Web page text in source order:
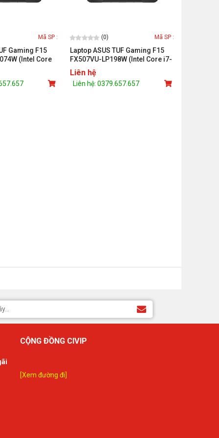
Mã SP :
Gaming F15
(Intel Core
3050 4GB/ 8GB/
FHD 144Hz/
(0) Mã SP :
Laptop ASUS TUF Gaming F15
FX507VU-LP198W (Intel Core i7-
13620H/ RTX 4050 6GB/ 8GB/
512GB/ 15.6 inch FHD 144Hz/
Win 11/ Xám)
Liên hệ
Liên hệ: 0379.657.657
CỘNG ĐỒNG CIVIP
[Xem đường đi]